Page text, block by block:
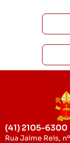
(41) 2105-6300
Rua Jaime Reis,